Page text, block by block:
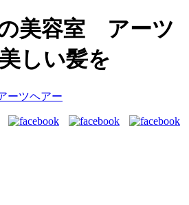
美容室 アーツ
しい髪を